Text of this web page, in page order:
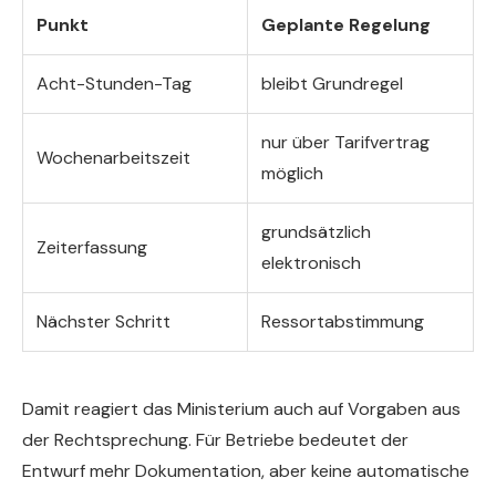
Punkt Geplante Regelung
Acht-Stunden-Tag bleibt Grundregel
Wochenarbeitszeit
nur über Tarifvertrag
möglich
Zeiterfassung
grundsätzlich
elektronisch
Nächster Schritt Ressortabstimmung
Damit reagiert das Ministerium auch auf Vorgaben aus
der Rechtsprechung. Für Betriebe bedeutet der
Entwurf mehr Dokumentation, aber keine automatische